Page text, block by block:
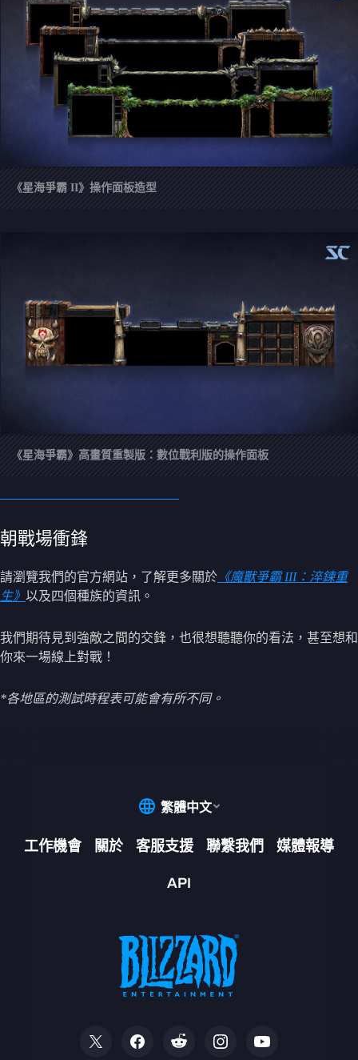
《星海爭霸 II》操作面板造型
《星海爭霸》高畫質重製版：數位戰利版的操作面板
朝戰場衝鋒
請瀏覽我們的官方網站，了解更多關於 《魔獸爭霸 III：淬鍊重
生》 以及四個種族的資訊。
我們期待見到強敵之間的交鋒，也很想聽聽你的看法，甚至想和
你來一場線上對戰！
*各地區的測試時程表可能會有所不同。